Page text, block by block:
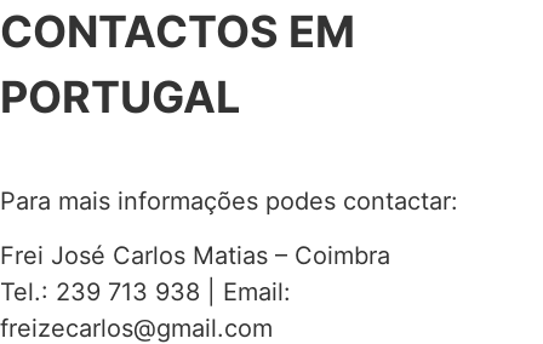
CONTACTOS EM
PORTUGAL
Para mais informações podes contactar:
Frei José Carlos Matias – Coimbra
Tel.: 239 713 938 | Email:
freizecarlos@gmail.com